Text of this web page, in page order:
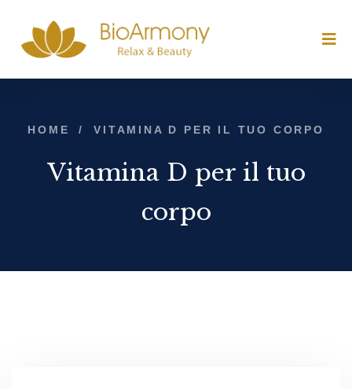
HOME / VITAMINA D PER IL TUO CORPO
Vitamina D per il tuo
corpo